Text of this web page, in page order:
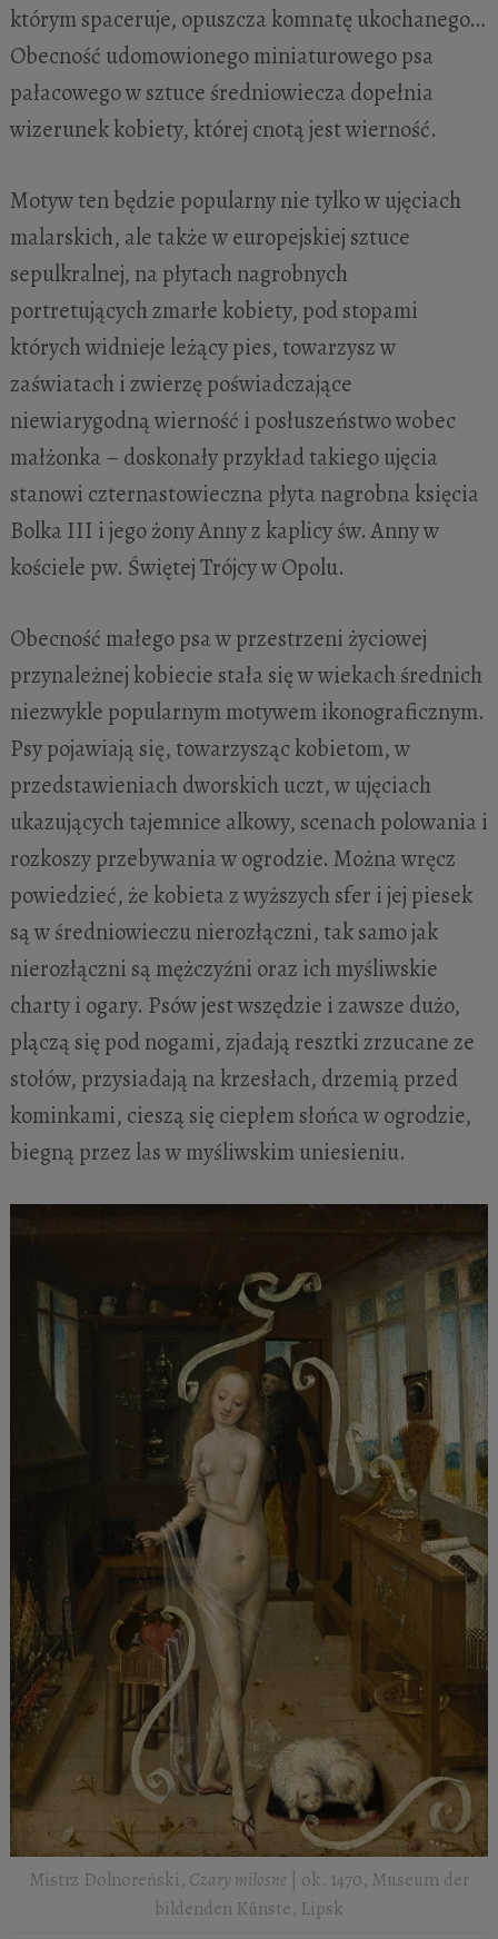
którym spaceruje, opuszcza komnatę ukochanego…
Obecność udomowionego miniaturowego psa
pałacowego w sztuce średniowiecza dopełnia
wizerunek kobiety, której cnotą jest wierność.
Motyw ten będzie popularny nie tylko w ujęciach
malarskich, ale także w europejskiej sztuce
sepulkralnej, na płytach nagrobnych
portretujących zmarłe kobiety, pod stopami
których widnieje leżący pies, towarzysz w
zaświatach i zwierzę poświadczające
niewiarygodną wierność i posłuszeństwo wobec
małżonka – doskonały przykład takiego ujęcia
stanowi czternastowieczna płyta nagrobna księcia
Bolka III i jego żony Anny z kaplicy św. Anny w
kościele pw. Świętej Trójcy w Opolu.
Obecność małego psa w przestrzeni życiowej
przynależnej kobiecie stała się w wiekach średnich
niezwykle popularnym motywem ikonograficznym.
Psy pojawiają się, towarzysząc kobietom, w
przedstawieniach dworskich uczt, w ujęciach
ukazujących tajemnice alkowy, scenach polowania i
rozkoszy przebywania w ogrodzie. Można wręcz
powiedzieć, że kobieta z wyższych sfer i jej piesek
są w średniowieczu nierozłączni, tak samo jak
nierozłączni są mężczyźni oraz ich myśliwskie
charty i ogary. Psów jest wszędzie i zawsze dużo,
plączą się pod nogami, zjadają resztki zrzucane ze
stołów, przysiadają na krzesłach, drzemią przed
kominkami, cieszą się ciepłem słońca w ogrodzie,
biegną przez las w myśliwskim uniesieniu.
Mistrz Dolnoreński, Czary miłosne | ok. 1470, Museum der
bildenden Künste, Lipsk